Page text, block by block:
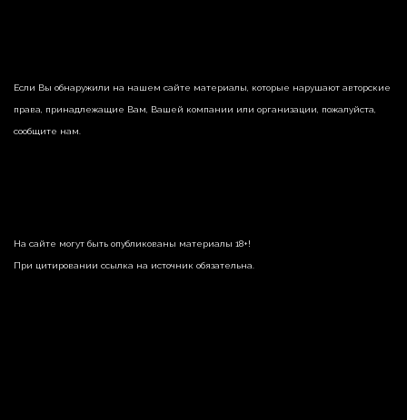
Если Вы обнаружили на нашем сайте материалы, которые нарушают авторские
права, принадлежащие Вам, Вашей компании или организации, пожалуйста,
сообщите нам.
На сайте могут быть опубликованы материалы 18+!
При цитировании ссылка на источник обязательна.